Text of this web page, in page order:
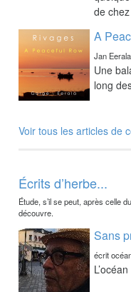
de
A
Jan
Une
long
Voir tous les articles de
Écrits d’herbe...
Étude, s’il se peut, après celle
découvre.
Sans
écrit